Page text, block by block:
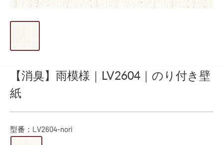
【消臭】雨模様｜LV2604｜のり付き壁
紙
型番： LV2604-nori